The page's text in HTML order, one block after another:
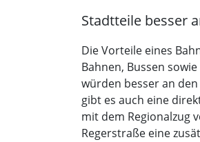
Stadtteile besser
Die Vorteile eines
Bahnen, Bussen
würden besser an
gibt es auch eine
mit dem Regionalzug
Regerstraße eine